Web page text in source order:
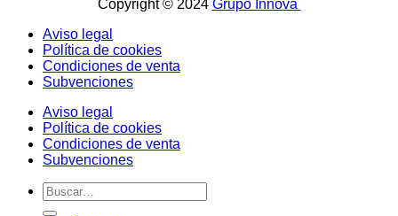
Copyright © 2024 Grupo Innova
Aviso legal
Política de cookies
Condiciones de venta
Subvenciones
Aviso legal
Política de cookies
Condiciones de venta
Subvenciones